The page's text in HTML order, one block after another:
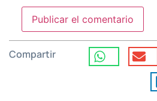
Compartir